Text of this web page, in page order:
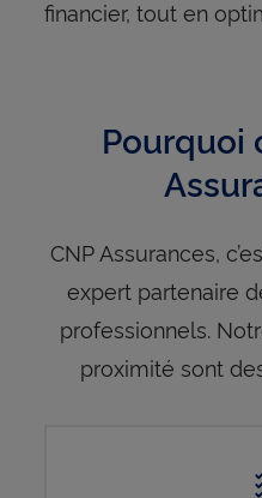
financier, tout en
Pourquoi
CNP Assurances,
expert partenaire
professionnels.
proximité sont